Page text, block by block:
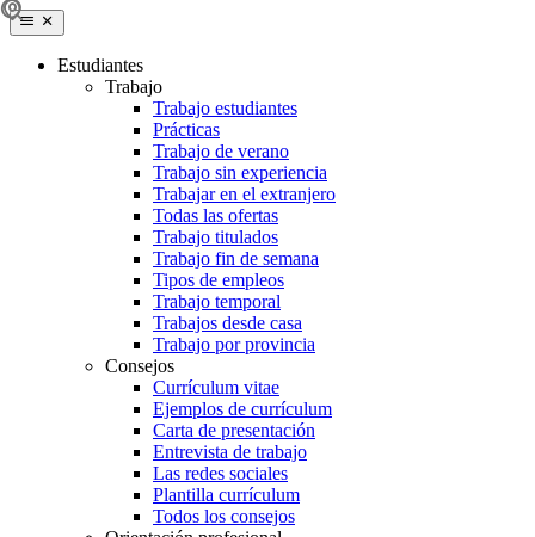
Estudiantes
Trabajo
Trabajo estudiantes
Prácticas
Trabajo de verano
Trabajo sin experiencia
Trabajar en el extranjero
Todas las ofertas
Trabajo titulados
Trabajo fin de semana
Tipos de empleos
Trabajo temporal
Trabajos desde casa
Trabajo por provincia
Consejos
Currículum vitae
Ejemplos de currículum
Carta de presentación
Entrevista de trabajo
Las redes sociales
Plantilla currículum
Todos los consejos